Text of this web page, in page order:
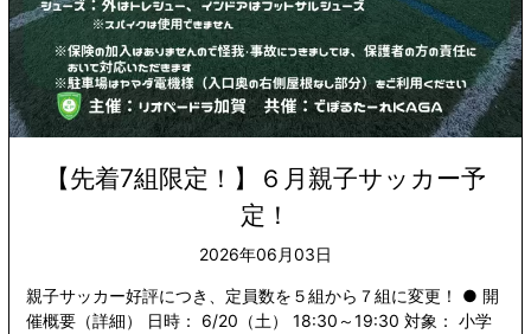
【先着7組限定！】６月親子サッカー予
定！
2026年06月03日
親子サッカー好評につき、定員数を５組から７組に変更！ ● 開
催概要（詳細） 日時： 6/20（土） 18:30～19:30 対象： 小学